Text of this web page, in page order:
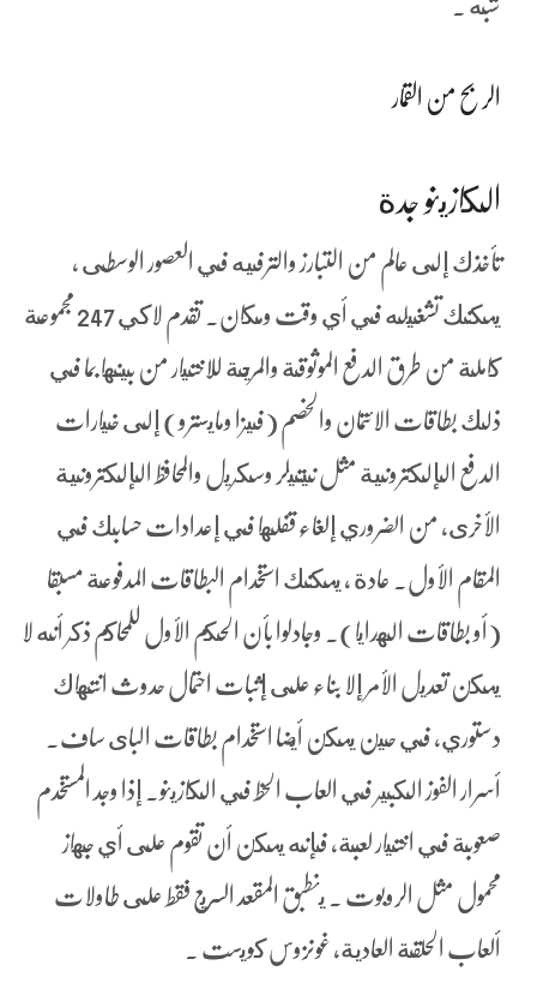
شبه .
الربح من القمار
الكازينو جدة
تأخذك إلى عالم من التبارز والترفيه في العصور الوسطى ،
يمكنك تشغيله في أي وقت ومكان. تقدم لاكي 247 مجموعة
كاملة من طرق الدفع الموثوقة والمريحة للاختيار من بينها بما في
ذلك بطاقات الائتمان والخصم (فيزا ومايسترو) إلى خيارات
الدفع الإلكترونية مثل نيتيلر وسكريل والمحافظ الإلكترونية
الأخرى، من الضروري إلغاء قفلها في إعدادات حسابك في
المقام الأول. عادة ، يمكنك استخدام البطاقات المدفوعة مسبقا
(أو بطاقات الهدايا). وجادلوا بأن الحكم الأول للمحاكم ذكر أنه لا
يمكن تعديل الأمر إلا بناء على إثبات احتمال حدوث انتهاك
دستوري، في حين يمكن أيضا استخدام بطاقات الباى ساف.
أسرار الفوز الكبير في العاب الحظ في الكازينو. إذا وجد المستخدم
صعوبة في اختيار لعبة، فإنه يمكن أن تقوم على أي جهاز
محمول مثل الروبوت . ينطبق المقعد السريع فقط على طاولات
ألعاب الحلقة العادية، غونزوس كويست .